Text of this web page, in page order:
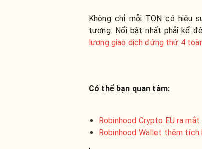
Không chỉ mỗi TON có hiệu
tượng. Nổi bật nhất phải kể
lượng giao dịch đứng thứ 4
Có thể bạn quan tâm:
Robinhood Crypto EU ra
Robinhood Wallet thêm tích